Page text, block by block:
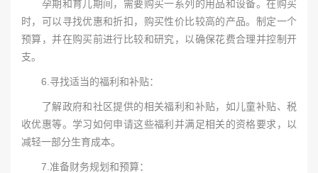
孕期和育儿期间，需要购买一系列的用品和设备。在购买
时，可以寻找优惠和折扣，购买性价比较高的产品。制定一个
预算，并在购买前进行比较和研究，以确保花费合理并控制开
支。
6.寻找适当的福利和补贴：
了解政府和社区提供的相关福利和补贴，如儿童补贴、税
收优惠等。学习如何申请这些福利并满足相关的资格要求，以
减轻一部分生育成本。
7.准备财务规划和预算：